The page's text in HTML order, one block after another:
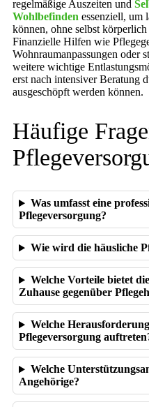
regelmäßige Auszeiten und
Wohlbefinden essenziell, um
können, ohne selbst
Finanzielle Hilfen wie
Wohnraumanpassungen oder
weitere wichtige
erst nach intensiver Beratung
ausgeschöpft werden können.
Häufige
Was umfasst eine
Pflegeversorgung?
Wie wird die häusliche
Welche Vorteile bietet
Zuhause gegenüber
Welche
Pflegeversorgung
Welche
Angehörige?